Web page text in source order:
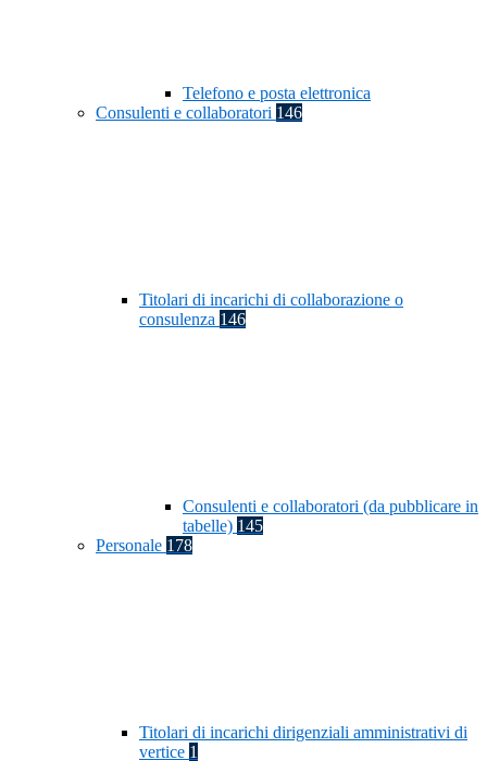
Telefono e posta elettronica
Consulenti e collaboratori 146
Titolari di incarichi di collaborazione o
consulenza 146
Consulenti e collaboratori (da pubblicare in
tabelle) 145
Personale 178
Titolari di incarichi dirigenziali amministrativi di
vertice 1